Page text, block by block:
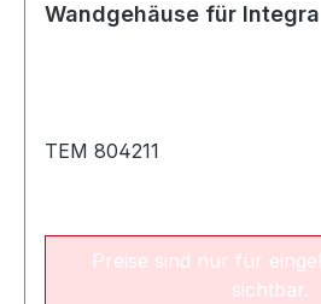
Wandgehäuse für Integra
TEM 804211
Preise sind nur für
sichtbar.